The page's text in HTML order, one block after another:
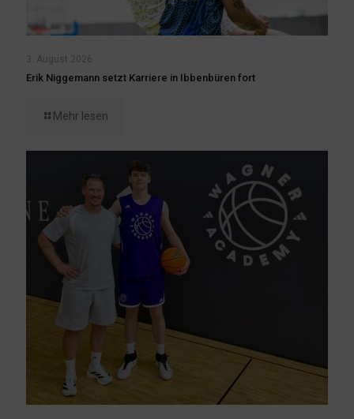
3. August 2026
Erik Niggemann setzt Karriere in Ibbenbüren fort
Mehr lesen